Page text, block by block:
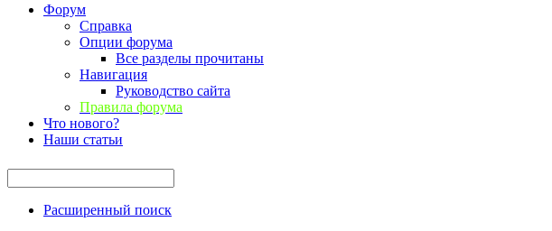
Форум
Справка
Опции форума
Все разделы прочитаны
Навигация
Руководство сайта
Правила форума
Что нового?
Наши статьи
Расширенный поиск